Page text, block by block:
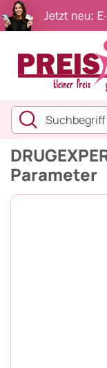
Parameter